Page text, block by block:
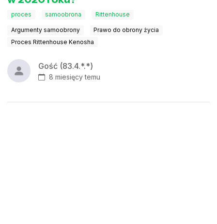
proces samoobrona Rittenhouse
Argumenty samoobrony
Prawo do obrony życia
Proces Rittenhouse Kenosha
Gość (83.4.*.*)
8 miesięcy temu